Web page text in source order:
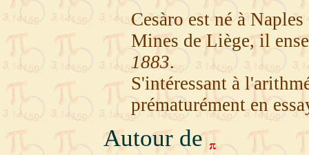
Cesàro est né à
Mines de Liège, il
1883.
S'intéressant à
prématurément en
Autour de